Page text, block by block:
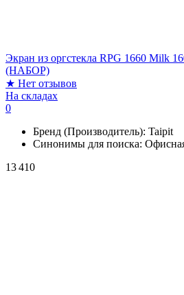
Экран из оргстекла RPG 1660 Milk
(НАБОР)
★ Нет отзывов
На складах
0
Бренд (Производитель): Taipit
Синонимы для поиска:
13 410